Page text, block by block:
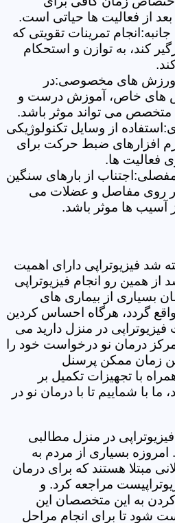
بعد از فعالیت ها حیاتی است.
تمرینات تقویتی که
کند، به توازن و استحکام
های مخصوصی:در
های خاص، آموزش درست و
می تواند موثر باشد.
از وسایل تکنولوژیکی
افزارهای ضبط حرکت برای
فعالیت ها.
از بارهای سنگین
روی مفاصل و عضلات می
آسیب ها موثر باشد.
شد فیزیوتراپی دارای اهمیت
از همین رو انجام فیزیوتراپی
بسیاری از بیماری های
گردد، هرگاه احساس کردین
در منزل دارید می
درمان نو درخواست خود را
زمان ممکن پرسنل
با تجهیزات تکمیل بر
ما با شماییم تا با درمان نو در
در منزل مطالبی
بسیاری از مردم به
مبتلا هستند که برای درمان
مراجعه کرد. و
کردن به این متخصصان این
شود تا برای انجام مراحل